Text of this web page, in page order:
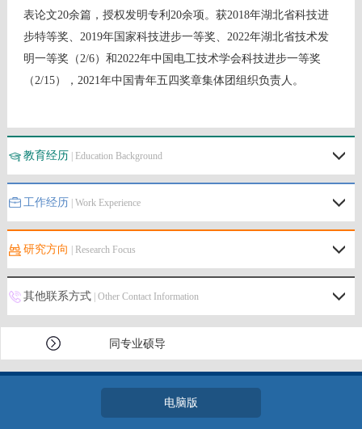
表论文20余篇，授权发明专利20余项。获2018年湖北省科技进
步特等奖、2019年国家科技进步一等奖、2022年湖北省技术发
明一等奖（2/6）和2022年中国电工技术学会科技进步一等奖
（2/15），2021年中国青年五四奖章集体团组织负责人。
教育经历 | Education Background
工作经历 | Work Experience
研究方向 | Research Focus
其他联系方式| Other Contact Information
同专业硕导
电脑版